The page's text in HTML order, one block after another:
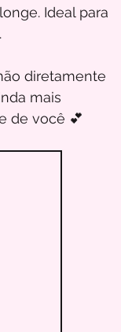
Ideal para
diretamente
mais
de você 💕